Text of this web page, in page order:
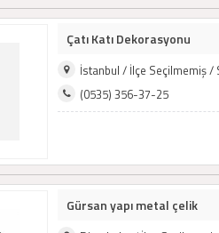
Çatı Katı Dekorasyonu
İstanbul / İlçe Seçilmemiş /
(0535) 356-37-25
Gürsan yapı metal çelik